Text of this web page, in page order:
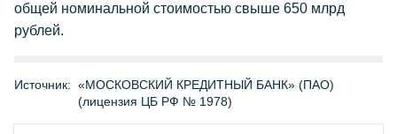
общей номинальной стоимостью свыше 650 млрд
рублей.
Источник: «МОСКОВСКИЙ КРЕДИТНЫЙ БАНК» (ПАО)
(лицензия ЦБ РФ № 1978)